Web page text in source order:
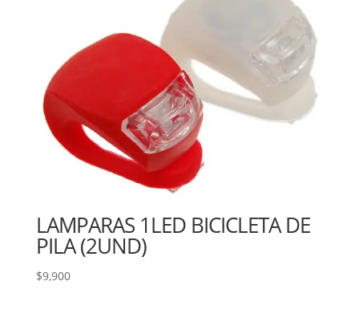
LAMPARAS 1LED BICICLETA DE
PILA (2UND)
$9,900